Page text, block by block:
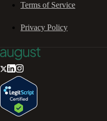
Terms of Service
Privacy Policy